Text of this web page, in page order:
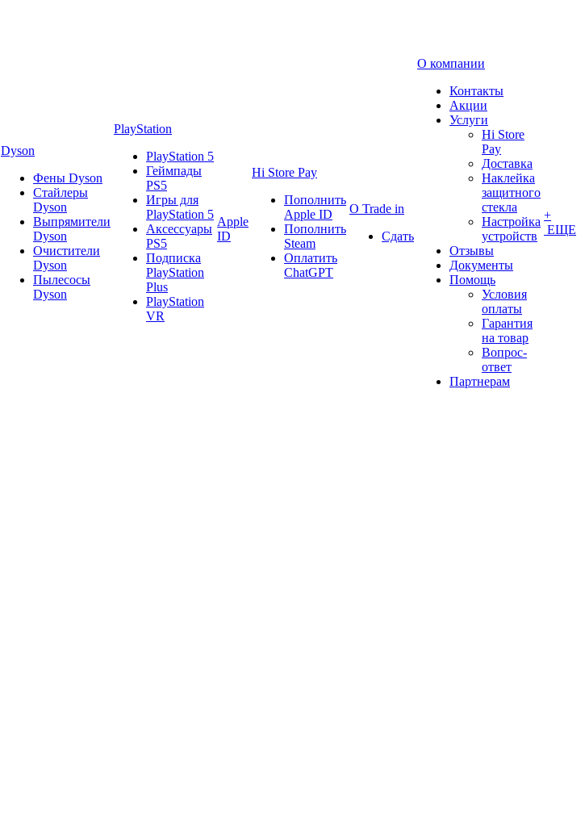
Dyson
Фены Dyson
Стайлеры
Dyson
Выпрямители
Dyson
Очистители
Dyson
Пылесосы
Dyson
PlayStation
PlayStation 5
Геймпады
PS5
Игры для
PlayStation 5
Аксессуары
PS5
Подписка
PlayStation
Plus
PlayStation
VR
Apple
ID
Hi Store Pay
Пополнить
Apple ID
Пополнить
Steam
Оплатить
ChatGPT
О Trade in
Сдать
О компании
Контакты
Акции
Услуги
Hi Store
Pay
Доставка
Наклейка
защитного
стекла
Настройка
устройств
Отзывы
Документы
Помощь
Условия
оплаты
Гарантия
на товар
Вопрос-
ответ
Партнерам
+
ЕЩЕ